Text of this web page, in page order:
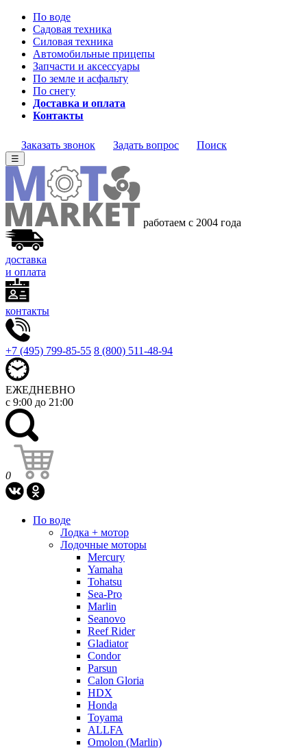
По воде
Садовая техника
Силовая техника
Автомобильные прицепы
Запчасти и аксессуары
По земле и асфальту
По снегу
Доставка и оплата
Контакты
Заказать звонок Задать вопрос Поиск
☰
работаем с 2004 года
доставка
и оплата
контакты
+7 (495) 799-85-55 8 (800) 511-48-94
ЕЖЕДНЕВНО
с 9:00 до 21:00
0
По воде
Лодка + мотор
Лодочные моторы
Mercury
Yamaha
Tohatsu
Sea-Pro
Marlin
Seanovo
Reef Rider
Gladiator
Condor
Parsun
Calon Gloria
HDX
Honda
Toyama
ALLFA
Omolon (Marlin)